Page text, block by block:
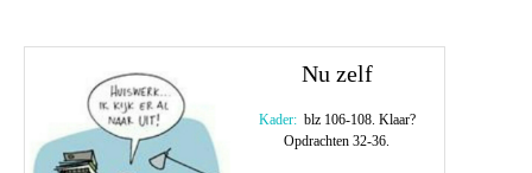
Nu zelf
Kader: blz 106-108. Klaar?
Opdrachten 32-36.